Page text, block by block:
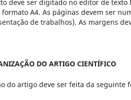
deve ser digitado no editor de texto
A4. As páginas devem ser
de trabalhos). As margens
DO ARTIGO CIENTÍFICO
do artigo deve ser feita da seguinte